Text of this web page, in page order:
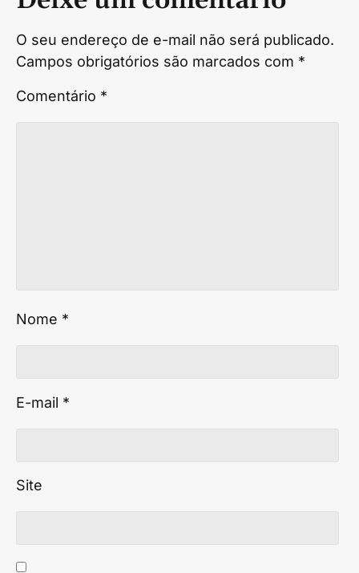
O seu endereço de e-mail não será publicado.
Campos obrigatórios são marcados com *
Comentário *
Nome *
E-mail *
Site